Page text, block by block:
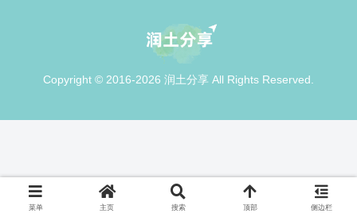
Copyright © 2016-2026 润土分享 All Rights Reserved.
菜单 主页 搜索 顶部 侧边栏